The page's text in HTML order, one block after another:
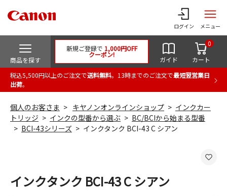
ログイン メニュー
商品を探す
新規ご登録で 1,000円OFF
クーポン!
ガイド カート
0
税込5,500円以上のご注文で送料無料。13時までのご注文で最短翌営業日
出荷。
個人のお客さま キヤノンオンラインショップ
インクカー
トリッジ
インクの型番から選ぶ
BC/BCIから始まる型番
BCI-43シリーズ
インクタンク BCI-43 C シアン
インクタンク BCI-43 C シアン